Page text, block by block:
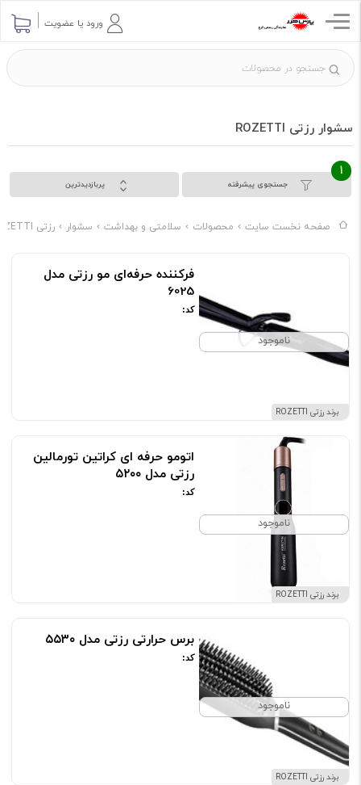
ورود یا عضویت
سشوار رزتی ROZETTI
جستجوی پیشرفته
1
پربازدیدترین
صفحه نخست سایت محصولات سلامتی و بهداشت سشوار رزتی ROZETTI
ناموجود
برند رزتی ROZETTI
فرکننده حرفه‌ای مو رزتی مدل
6025
کد:
ناموجود
برند رزتی ROZETTI
اتومو حرفه ای کراتین تورمالین
رزتی مدل ۵۲۰۰
کد:
ناموجود
برند رزتی ROZETTI
برس حرارتی رزتی مدل ۵۵۳۰
کد: